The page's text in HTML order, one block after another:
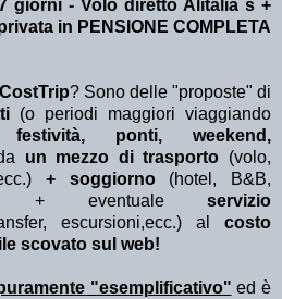
giorni - Volo diretto Alitalia s +
in PENSIONE COMPLETA
? Sono delle "proposte" di
(o periodi maggiori viaggiando
festività, ponti, weekend,
un mezzo di trasporto (volo,
+ soggiorno(hotel, B&B,
+ eventuale servizio
escursioni,ecc.) al costo
scovato sul web!
"esemplificativo" ed è